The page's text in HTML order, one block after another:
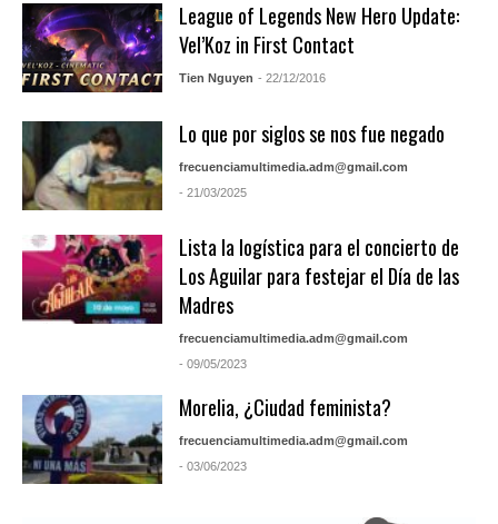
League of Legends New Hero Update:
Vel’Koz in First Contact
Tien Nguyen - 22/12/2016
Lo que por siglos se nos fue negado
frecuenciamultimedia.adm@gmail.com
- 21/03/2025
Lista la logística para el concierto de
Los Aguilar para festejar el Día de las
Madres
frecuenciamultimedia.adm@gmail.com
- 09/05/2023
Morelia, ¿Ciudad feminista?
frecuenciamultimedia.adm@gmail.com
- 03/06/2023